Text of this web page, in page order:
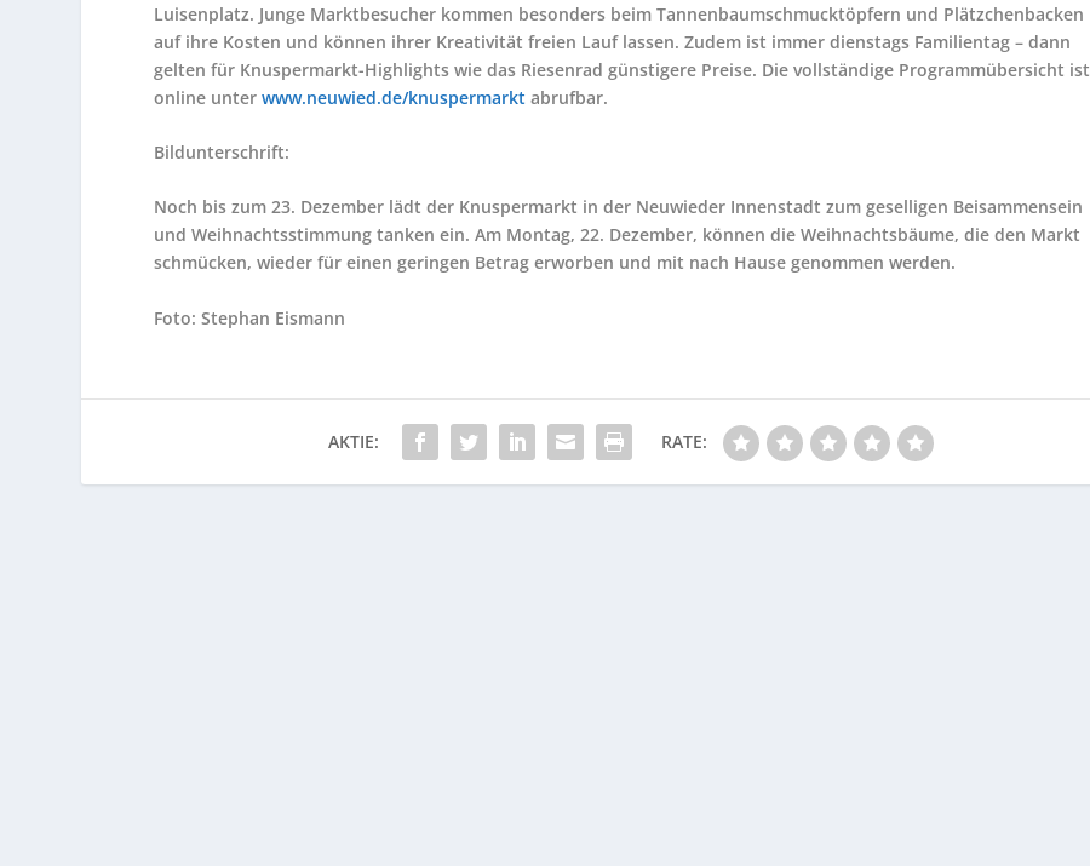
Luisenplatz. Junge Marktbesucher kommen besonders beim Tannenbaumschmucktöpfern und Plätzchenbacken
auf ihre Kosten und können ihrer Kreativität freien Lauf lassen. Zudem ist immer dienstags Familientag – dann
gelten für Knuspermarkt-Highlights wie das Riesenrad günstigere Preise. Die vollständige Programmübersicht ist
online unterwww.neuwied.de/knuspermarkt abrufbar.
Bildunterschrift:
Noch bis zum 23. Dezember lädt der Knuspermarkt in der Neuwieder Innenstadt zum geselligen Beisammensein
und Weihnachtsstimmung tanken ein. Am Montag, 22. Dezember, können die Weihnachtsbäume, die den Markt
schmücken, wieder für einen geringen Betrag erworben und mit nach Hause genommen werden.
Foto: Stephan Eismann
AKTIE: RATE: